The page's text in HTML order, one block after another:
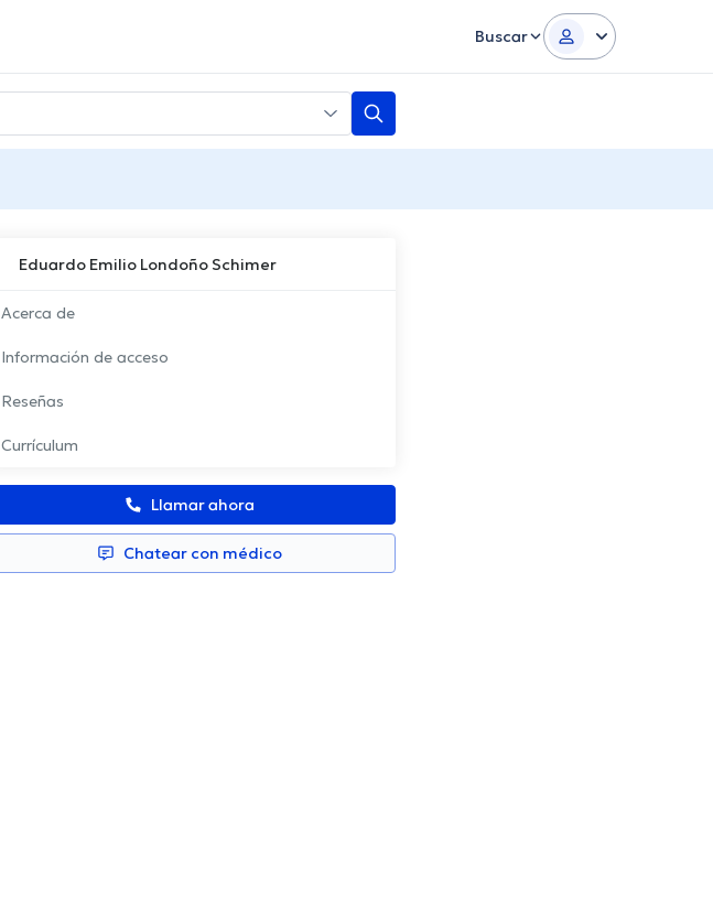
Buscar
Eduardo Emilio Londoño Schimer
Acerca de
Información de acceso
Reseñas
Currículum
Llamar ahora
Chatear con médico